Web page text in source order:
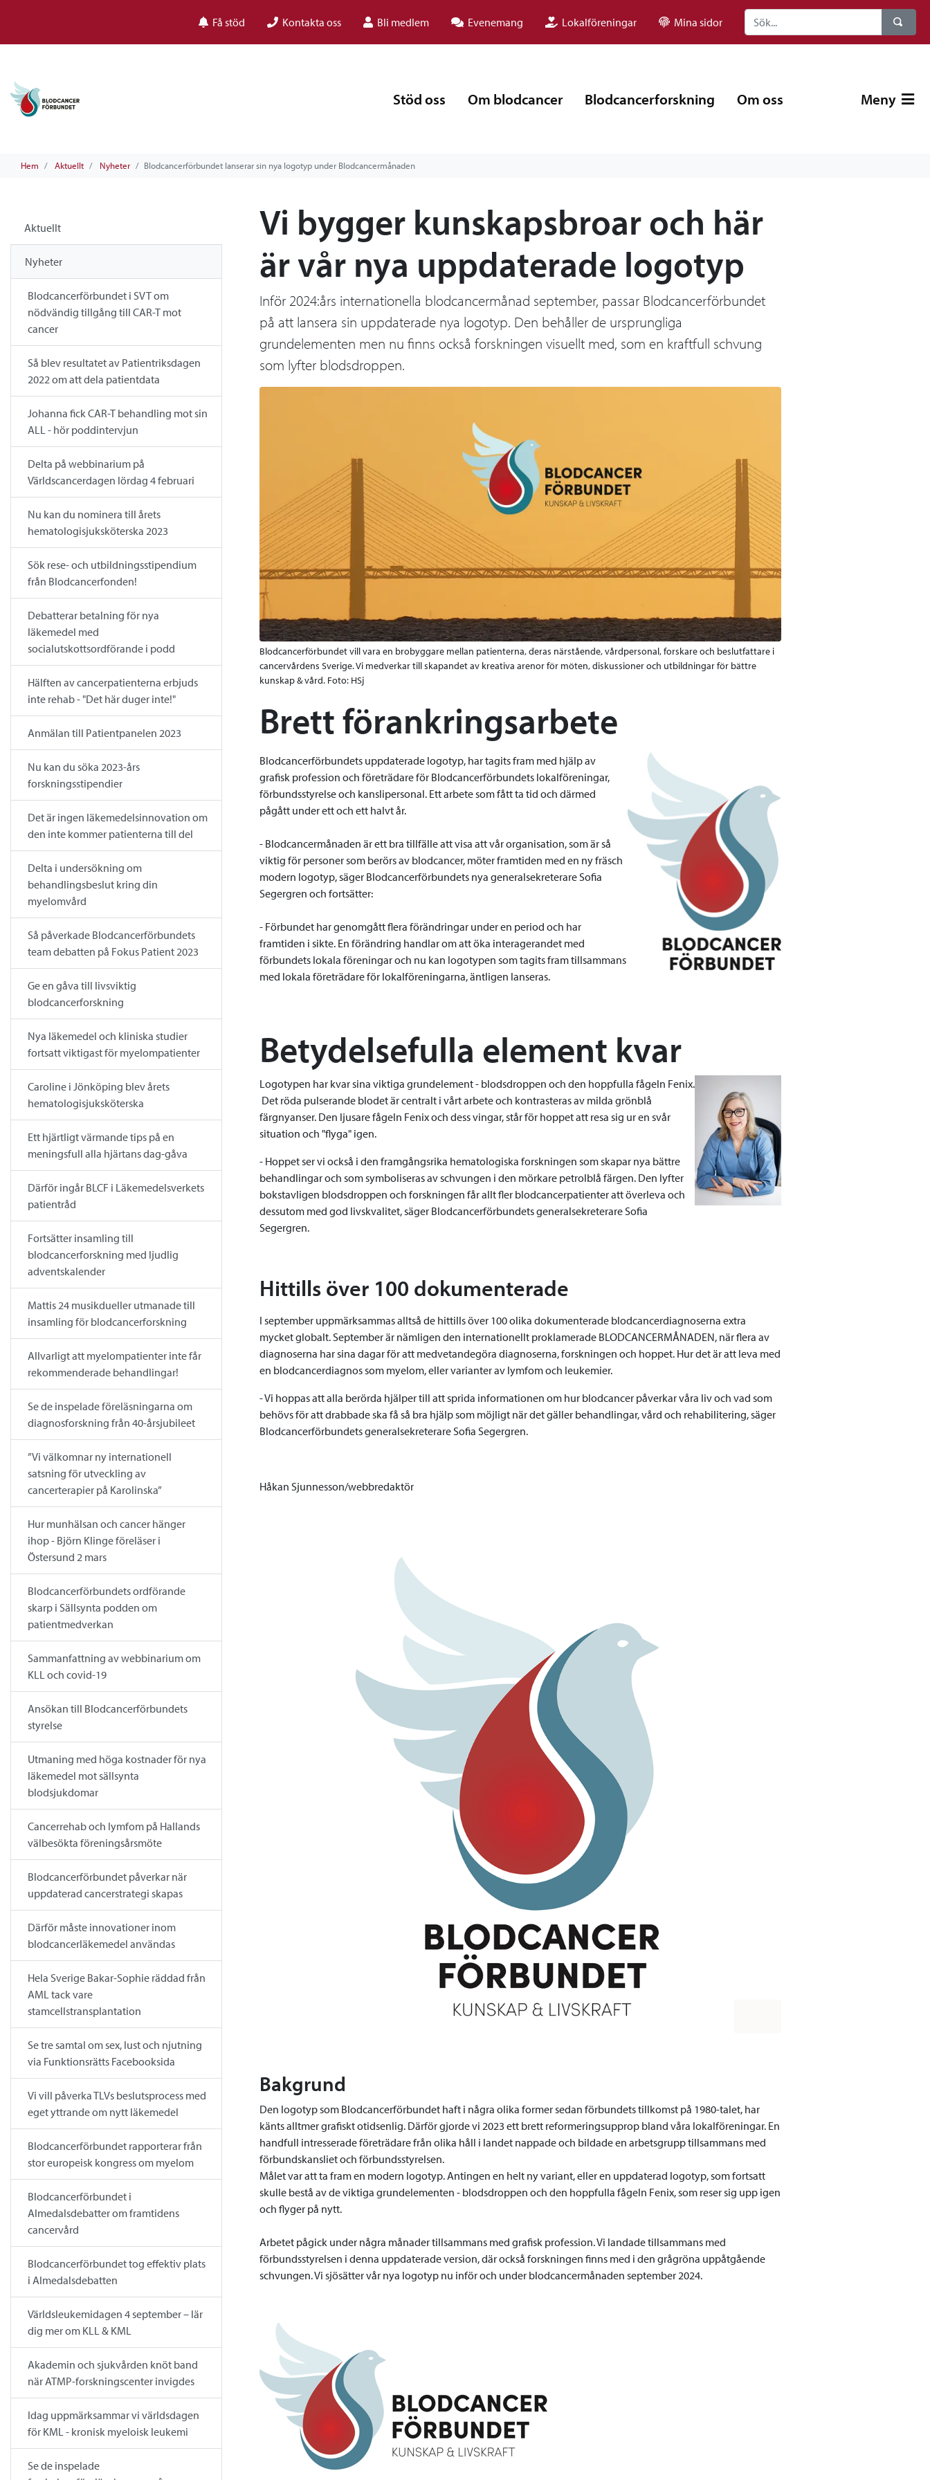
Få stöd Kontakta oss Bli medlem Evenemang Lokalföreningar Mina sidor
Stöd oss Om blodcancer Blodcancerforskning Om oss Meny
Hem Aktuellt Nyheter Blodcancerförbundet lanserar sin nya logotyp under Blodcancermånaden
Aktuellt
Nyheter
Blodcancerförbundet i SVT om
nödvändig tillgång till CAR-T mot
cancer
Så blev resultatet av Patientriksdagen
2022 om att dela patientdata
Johanna fick CAR-T behandling mot sin
ALL - hör poddintervjun
Delta på webbinarium på
Världscancerdagen lördag 4 februari
Nu kan du nominera till årets
hematologisjuksköterska 2023
Sök rese- och utbildningsstipendium
från Blodcancerfonden!
Debatterar betalning för nya
läkemedel med
socialutskottsordförande i podd
Hälften av cancerpatienterna erbjuds
inte rehab - "Det här duger inte!"
Anmälan till Patientpanelen 2023
Nu kan du söka 2023-års
forskningsstipendier
Det är ingen läkemedelsinnovation om
den inte kommer patienterna till del
Delta i undersökning om
behandlingsbeslut kring din
myelomvård
Så påverkade Blodcancerförbundets
team debatten på Fokus Patient 2023
Ge en gåva till livsviktig
blodcancerforskning
Nya läkemedel och kliniska studier
fortsatt viktigast för myelompatienter
Caroline i Jönköping blev årets
hematologisjuksköterska
Ett hjärtligt värmande tips på en
meningsfull alla hjärtans dag-gåva
Därför ingår BLCF i Läkemedelsverkets
patientråd
Fortsätter insamling till
blodcancerforskning med ljudlig
adventskalender
Mattis 24 musikdueller utmanade till
insamling för blodcancerforskning
Allvarligt att myelompatienter inte får
rekommenderade behandlingar!
Se de inspelade föreläsningarna om
diagnosforskning från 40-årsjubileet
”Vi välkomnar ny internationell
satsning för utveckling av
cancerterapier på Karolinska”
Hur munhälsan och cancer hänger
ihop - Björn Klinge föreläser i
Östersund 2 mars
Blodcancerförbundets ordförande
skarp i Sällsynta podden om
patientmedverkan
Sammanfattning av webbinarium om
KLL och covid-19
Ansökan till Blodcancerförbundets
styrelse
Utmaning med höga kostnader för nya
läkemedel mot sällsynta
blodsjukdomar
Cancerrehab och lymfom på Hallands
välbesökta föreningsårsmöte
Blodcancerförbundet påverkar när
uppdaterad cancerstrategi skapas
Därför måste innovationer inom
blodcancerläkemedel användas
Hela Sverige Bakar-Sophie räddad från
AML tack vare
stamcellstransplantation
Se tre samtal om sex, lust och njutning
via Funktionsrätts Facebooksida
Vi vill påverka TLVs beslutsprocess med
eget yttrande om nytt läkemedel
Blodcancerförbundet rapporterar från
stor europeisk kongress om myelom
Blodcancerförbundet i
Almedalsdebatter om framtidens
cancervård
Blodcancerförbundet tog effektiv plats
i Almedalsdebatten
Världsleukemidagen 4 september – lär
dig mer om KLL & KML
Akademin och sjukvården knöt band
när ATMP-forskningscenter invigdes
Idag uppmärksammar vi världsdagen
för KML - kronisk myeloisk leukemi
Se de inspelade
Vi bygger kunskapsbroar och här
är vår nya uppdaterade logotyp
Inför 2024:års internationella blodcancermånad september, passar Blodcancerförbundet
på att lansera sin uppdaterade nya logotyp. Den behåller de ursprungliga
grundelementen men nu finns också forskningen visuellt med, som en kraftfull schvung
som lyfter blodsdroppen.
Blodcancerförbundet vill vara en brobyggare mellan patienterna, deras närstående, vårdpersonal, forskare och beslutfattare i
cancervårdens Sverige. Vi medverkar till skapandet av kreativa arenor för möten, diskussioner och utbildningar för bättre
kunskap & vård. Foto: HSj
Brett förankringsarbete
Blodcancerförbundets uppdaterade logotyp, har tagits fram med hjälp av
grafisk profession och företrädare för Blodcancerförbundets lokalföreningar,
förbundsstyrelse och kanslipersonal. Ett arbete som fått ta tid och därmed
pågått under ett och ett halvt år.
- Blodcancermånaden är ett bra tillfälle att visa att vår organisation, som är så
viktig för personer som berörs av blodcancer, möter framtiden med en ny fräsch
modern logotyp, säger Blodcancerförbundets nya generalsekreterare Sofia
Segergren och fortsätter:
- Förbundet har genomgått flera förändringar under en period och har
framtiden i sikte. En förändring handlar om att öka interagerandet med
förbundets lokala föreningar och nu kan logotypen som tagits fram tillsammans
med lokala företrädare för lokalföreningarna, äntligen lanseras.
Betydelsefulla element kvar
Logotypen har kvar sina viktiga grundelement - blodsdroppen och den hoppfulla fågeln Fenix.
Det röda pulserande blodet är centralt i vårt arbete och kontrasteras av milda grönblå
färgnyanser. Den ljusare fågeln Fenix och dess vingar, står för hoppet att resa sig ur en svår
situation och "flyga" igen.
- Hoppet ser vi också i den framgångsrika hematologiska forskningen som skapar nya bättre
behandlingar och som symboliseras av schvungen i den mörkare petrolblå färgen. Den lyfter
bokstavligen blodsdroppen och forskningen får allt fler blodcancerpatienter att överleva och
dessutom med god livskvalitet, säger Blodcancerförbundets generalsekreterare Sofia
Segergren.
Hittills över 100 dokumenterade
I september uppmärksammas alltså de hittills över 100 olika dokumenterade blodcancerdiagnoserna extra
mycket globalt. September är nämligen den internationellt proklamerade BLODCANCERMÅNADEN, när flera av
diagnoserna har sina dagar för att medvetandegöra diagnoserna, forskningen och hoppet. Hur det är att leva med
en blodcancerdiagnos som myelom, eller varianter av lymfom och leukemier.
- Vi hoppas att alla berörda hjälper till att sprida informationen om hur blodcancer påverkar våra liv och vad som
behövs för att drabbade ska få så bra hjälp som möjligt när det gäller behandlingar, vård och rehabilitering, säger
Blodcancerförbundets generalsekreterare Sofia Segergren.
Håkan Sjunnesson/webbredaktör
Bakgrund
Den logotyp som Blodcancerförbundet haft i några olika former sedan förbundets tillkomst på 1980-talet, har
känts alltmer grafiskt otidsenlig. Därför gjorde vi 2023 ett brett reformeringsupprop bland våra lokalföreningar. En
handfull intresserade företrädare från olika håll i landet nappade och bildade en arbetsgrupp tillsammans med
förbundskansliet och förbundsstyrelsen.
Målet var att ta fram en modern logotyp. Antingen en helt ny variant, eller en uppdaterad logotyp, som fortsatt
skulle bestå av de viktiga grundelementen - blodsdroppen och den hoppfulla fågeln Fenix, som reser sig upp igen
och flyger på nytt.
Arbetet pågick under några månader tillsammans med grafisk profession. Vi landade tillsammans med
förbundsstyrelsen i denna uppdaterade version, där också forskningen finns med i den grågröna uppåtgående
schvungen. Vi sjösätter vår nya logotyp nu inför och under blodcancermånaden september 2024.